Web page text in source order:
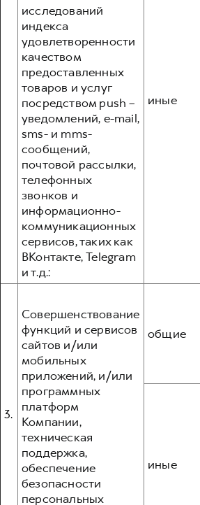
исследований
индекса
удовлетворенности
качеством
предоставленных
товаров и услуг
посредством push –
уведомлений, e-mail,
sms- и mms-
сообщений,
почтовой рассылки,
телефонных
звонков и
информационно-
коммуникационных
сервисов, таких как
ВКонтакте, Telegram
и т.д.:
иные
3.
Совершенствование
функций и сервисов
сайтов и/или
мобильных
приложений, и/или
программных
платформ
Компании,
техническая
поддержка,
обеспечение
безопасности
персональных
общие
иные